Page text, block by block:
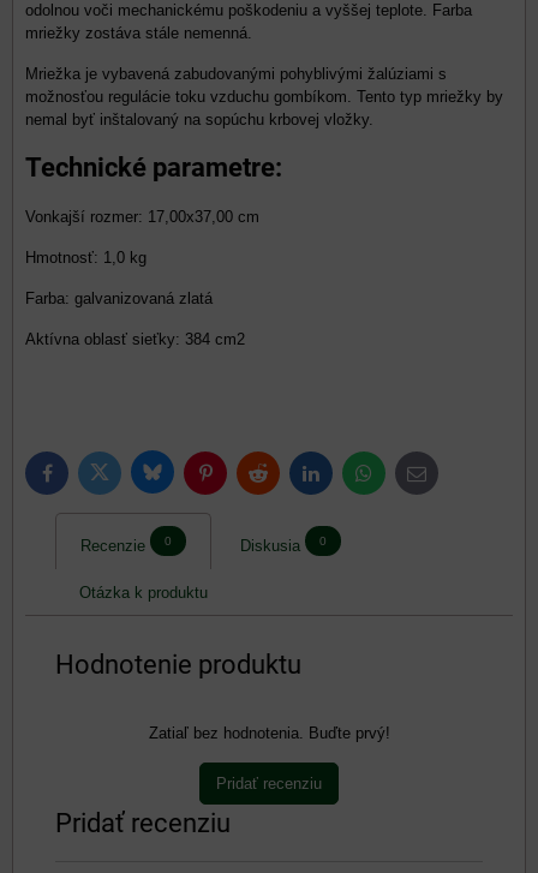
odolnou voči mechanickému poškodeniu a vyššej teplote. Farba
mriežky zostáva stále nemenná.
Mriežka je vybavená zabudovanými pohyblivými žalúziami s
možnosťou regulácie toku vzduchu gombíkom. Tento typ mriežky by
nemal byť inštalovaný na sopúchu krbovej vložky.
Technické parametre:
Vonkajší rozmer: 17,00x37,00 cm
Hmotnosť: 1,0 kg
Farba: galvanizovaná zlatá
Aktívna oblasť sieťky: 384 cm2
FacebookTwitter BlueskyPinterestReddit LinkedInWhatsApp
E-
mail
Recenzie 0 Diskusia 0
Otázka k produktu
Hodnotenie produktu
Zatiaľ bez hodnotenia. Buďte prvý!
Pridať recenziu
Pridať recenziu